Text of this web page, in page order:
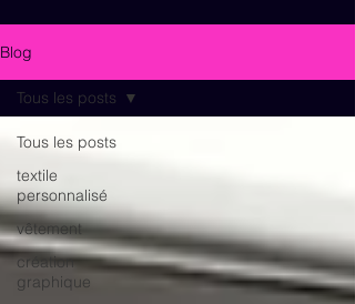
Blog
Tous les posts
textile
personnalisé
vêtement
création
graphique
Tous les posts